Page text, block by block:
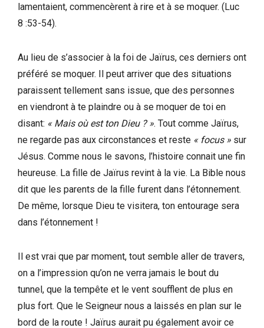
lamentaient, commencèrent à rire et à se moquer. (Luc
8 :53-54).
Au lieu de s’associer à la foi de Jaïrus, ces derniers ont
préféré se moquer. Il peut arriver que des situations
paraissent tellement sans issue, que des personnes
en viendront à te plaindre ou à se moquer de toi en
disant: « Mais où est ton Dieu ? ». Tout comme Jaïrus,
ne regarde pas aux circonstances et reste « focus » sur
Jésus. Comme nous le savons, l’histoire connait une fin
heureuse. La fille de Jaïrus revint à la vie. La Bible nous
dit que les parents de la fille furent dans l’étonnement.
De même, lorsque Dieu te visitera, ton entourage sera
dans l’étonnement !
Il est vrai que par moment, tout semble aller de travers,
on a l’impression qu’on ne verra jamais le bout du
tunnel, que la tempête et le vent soufflent de plus en
plus fort. Que le Seigneur nous a laissés en plan sur le
bord de la route ! Jaïrus aurait pu également avoir ce